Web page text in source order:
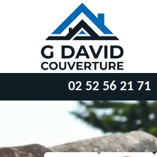
02 52 56 21 71